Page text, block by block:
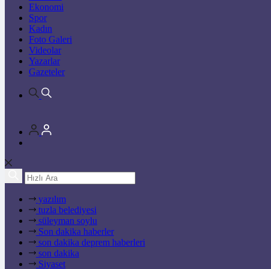
Ekonomi
Spor
Kadın
Foto Galeri
Videolar
Yazarlar
Gazeteler
yazılım
tuzla belediyesi
süleyman soylu
Son dakika haberler
son dakika deprem haberleri
son dakika
Siyaset